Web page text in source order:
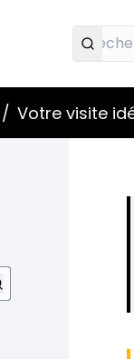
/ Votre visite